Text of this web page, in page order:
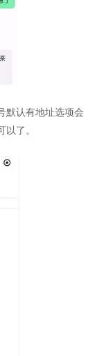
默认有地址选项会
了。